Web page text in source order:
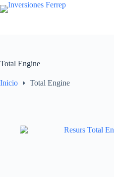
Saltar
al
Total Engine
Inicio Total Engine